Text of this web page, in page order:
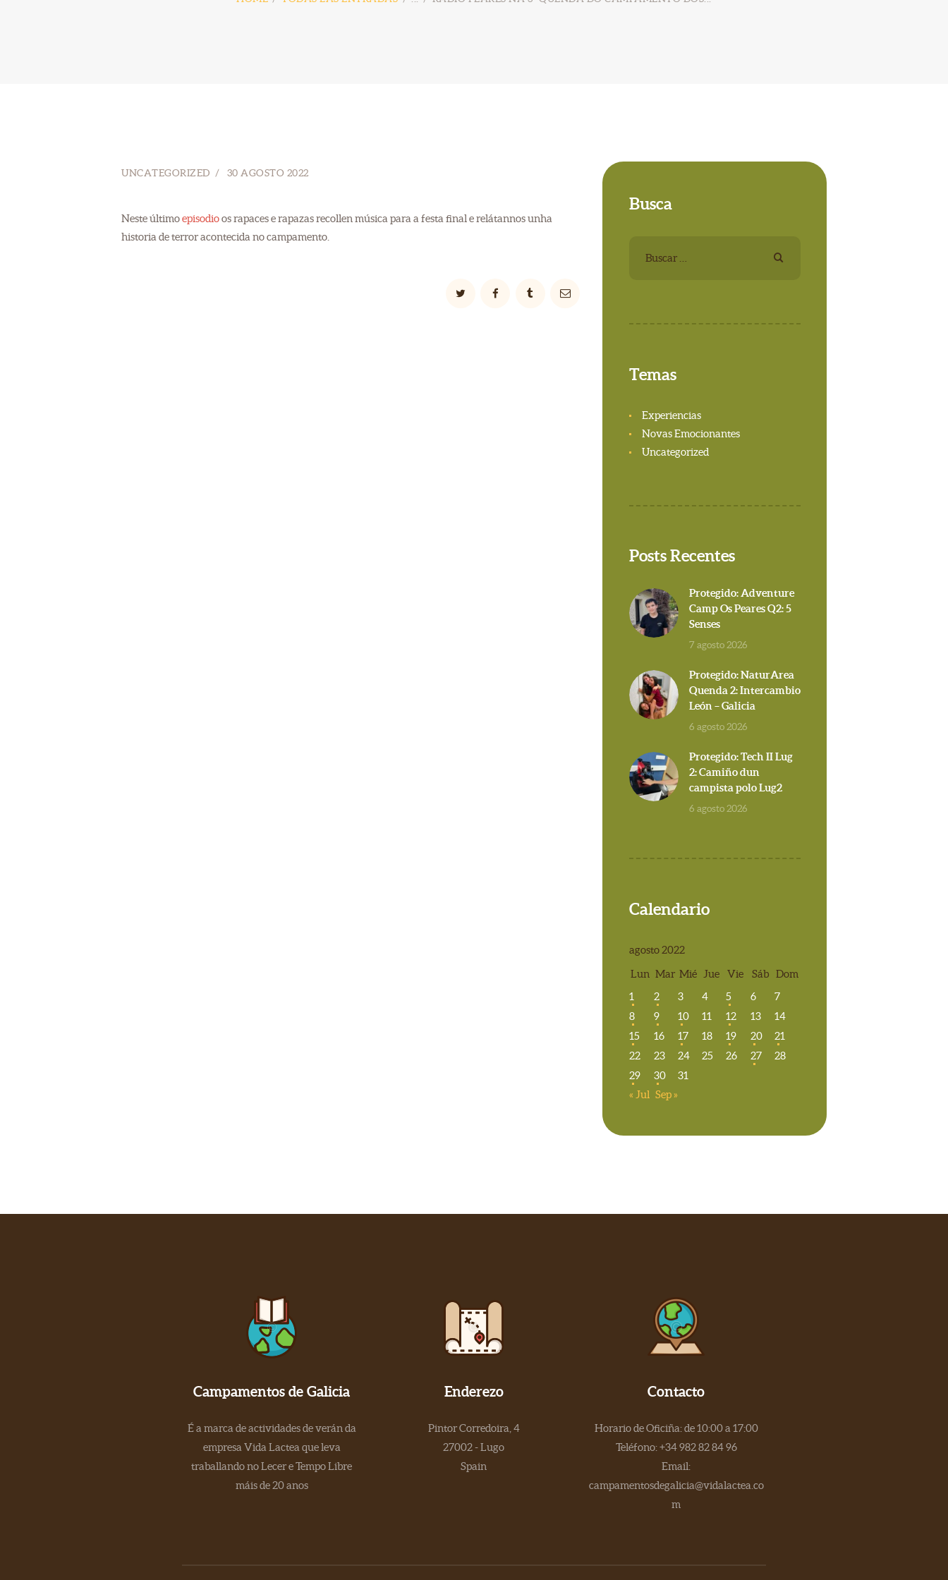
UNCATEGORIZED 30 AGOSTO 2022
Neste últimoepisodioos rapaces e rapazas recollen música para a festa final e relátannos unha
historia de terror acontecida no campamento.
Busca
Temas
Experiencias
Novas Emocionantes
Uncategorized
Posts Recentes
Protegido: Adventure
Camp Os Peares Q2: 5
Senses
7 agosto 2026
Protegido: NaturArea
Quenda 2: Intercambio
León – Galicia
6 agosto 2026
Protegido: Tech II Lug
2: Camiño dun
campista polo Lug2
6 agosto 2026
Calendario
agosto 2022
Lun Mar Mié Jue Vie Sáb
Dom
1
2 3 4 5 6
7
8
9 10 11 12 13
14
15
16 17 18 19 20
21
22
23 24 25 26 27
28
29
30
31
« Jul Sep »
Campamentos de Galicia
É a marca de actividades de verán da
empresa Vida Lactea que leva
traballando no Lecer e Tempo Libre
máis de 20 anos
Enderezo
Pintor Corredoira, 4
27002 - Lugo
Spain
Contacto
Horario de Oficiña: de 10:00 a 17:00
Teléfono: +34 982 82 84 96
Email:
campamentosdegalicia@vidalactea.co
m